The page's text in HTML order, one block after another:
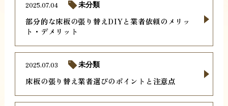
部分的な床板の張り替えDIYと業者依頼のメリッ
ト・デメリット
2025.07.04 未分類
床板の張り替え業者選びのポイントと注意点
2025.07.03 未分類